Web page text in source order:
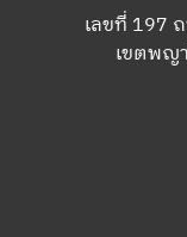
เลขที่ 197
เขตพญ